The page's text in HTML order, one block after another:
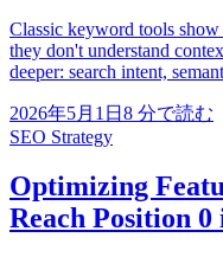
Classic keyword tools
they don't understand
deeper: search intent,
2026年5月1日 8 分で読む
SEO Strategy
Optimizing
Reach Position 0